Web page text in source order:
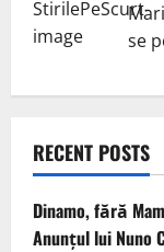
se
RECENT POSTS
Dinamo, fără
Anunțul lui Nuno